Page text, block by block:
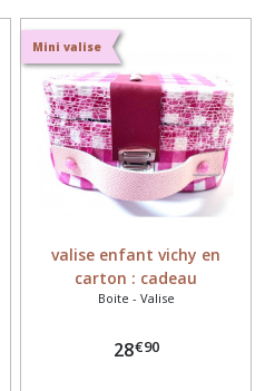
Mini valise
valise enfant vichy en
carton : cadeau
anniversaire fillette
Boite - Valise
28€90